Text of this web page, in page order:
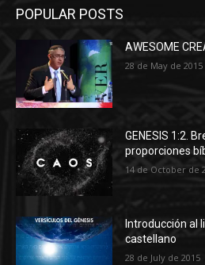
POPULAR POSTS
AWESOME
28 de May de 2015
GENESIS 1:2.
proporciones
14 de October de
Introducción al
castellano
28 de July de 2015